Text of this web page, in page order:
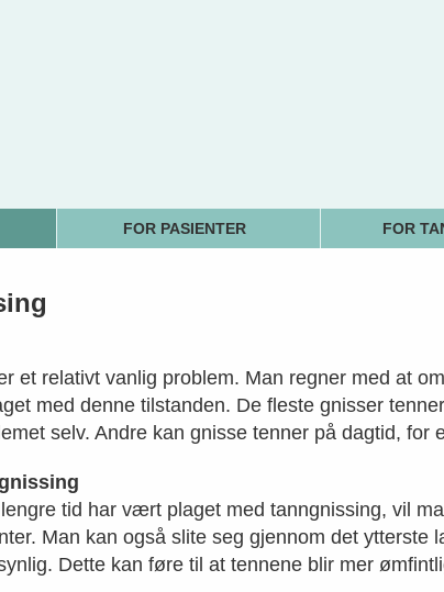
FOR PASIENTER FOR
et relativt vanlig problem. Man regner med at
med denne tilstanden. De fleste gnisser
selv. Andre kan gnisse tenner på dagtid, for
tid har vært plaget med tanngnissing, vil
Man kan også slite seg gjennom det ytterste
Dette kan føre til at tennene blir mer